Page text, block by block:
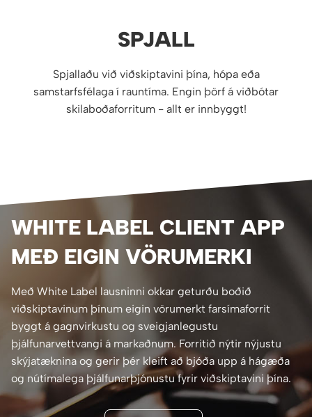
SPJALL
Spjallaðu við viðskiptavini þína, hópa eða
samstarfsfélaga í rauntíma. Engin þörf á viðbótar
skilaboðaforritum - allt er innbyggt!
WHITE LABEL CLIENT APP
MEÐ EIGIN VÖRUMERKI
Með White Label lausninni okkar geturðu boðið
viðskiptavinum þínum eigin vörumerkt farsímaforrit
byggt á gagnvirkustu og sveigjanlegustu
þjálfunarvettvangi á markaðnum. Forritið nýtir nýjustu
skýjatæknina og gerir þér kleift að bjóða upp á hágæða
og nútímalega þjálfunarþjónustu fyrir viðskiptavini þína.